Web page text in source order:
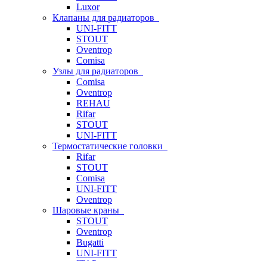
Luxor
Клапаны для радиаторов
UNI-FITT
STOUT
Oventrop
Comisa
Узлы для радиаторов
Comisa
Oventrop
REHAU
Rifar
STOUT
UNI-FITT
Термостатические головки
Rifar
STOUT
Comisa
UNI-FITT
Oventrop
Шаровые краны
STOUT
Oventrop
Bugatti
UNI-FITT